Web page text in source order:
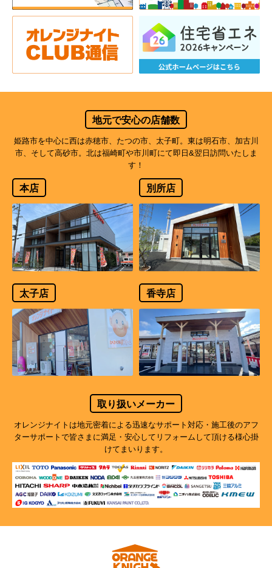
地元で安心の店舗数
姫路市を中心に西は赤穂市、たつの市、太子町。東は明石市、加古川
市、そして高砂市。北は福崎町や市川町にて即日&翌日訪問いたしま
す！
本店 別所店
太子店 香寺店
取り扱いメーカー
オレンジナイトは地元密着による迅速なサポート対応・施工後のアフ
ターサポートで皆さまに満足・安心してリフォームして頂ける様心掛
けてまいります。